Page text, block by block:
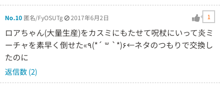
No.10 匿名/FyOSUTg 2017年6月2日 1
ロアちゃん(大量生産)をカスミにもたせて呪杖にいって炎ミ
ーチャを素早く倒せた«٩(*´ ꒳ `*)۶←ネタのつもりで交換し
たのに
返信数 (2)